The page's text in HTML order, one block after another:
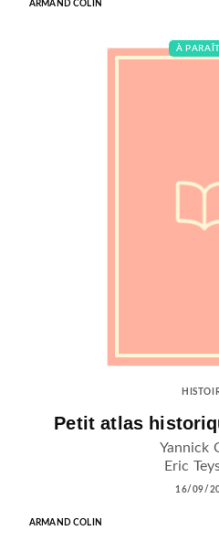
ARMAND COLIN
À
Petit atlas
Yannick
Eric
16/09/
ARMAND COLIN